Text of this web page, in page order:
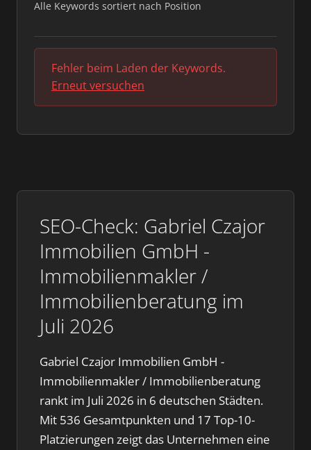
SEO-Check: Gabriel Czajor
Immobilien GmbH -
Immobilienmakler /
Immobilienberatung im
Juli 2026
Gabriel Czajor Immobilien GmbH -
Immobilienmakler / Immobilienberatung
rankt im Juli 2026 in 6 deutschen Städten.
Mit 536 Gesamtpunkten und 17 Top-10-
Platzierungen zeigt das Unternehmen eine
Alle Keywords sortiert nach Position
Fehler beim Laden der Keywords.
Erneut versuchen